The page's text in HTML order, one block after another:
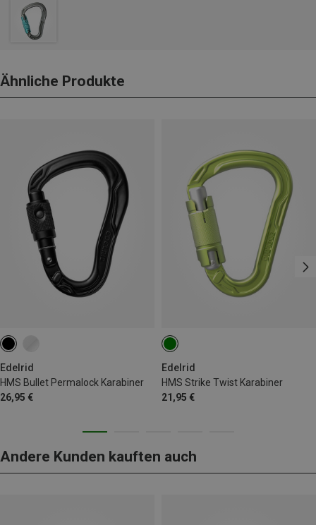
Ähnliche Produkte
Edelrid
HMS Bullet Permalock Karabiner
26,95 €
Edelrid
HMS Strike Twist Karabiner
21,95 €
Andere Kunden kauften auch